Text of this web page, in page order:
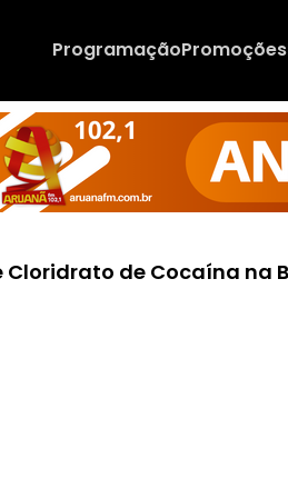
ProgramaçãoPromoções
Cloridrato de Cocaína na